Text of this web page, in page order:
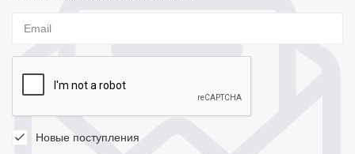
Новые поступления